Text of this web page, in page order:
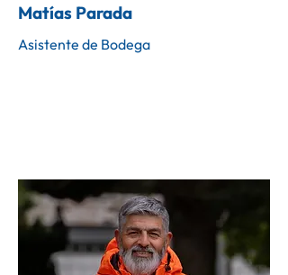
Matías Parada
Asistente de Bodega